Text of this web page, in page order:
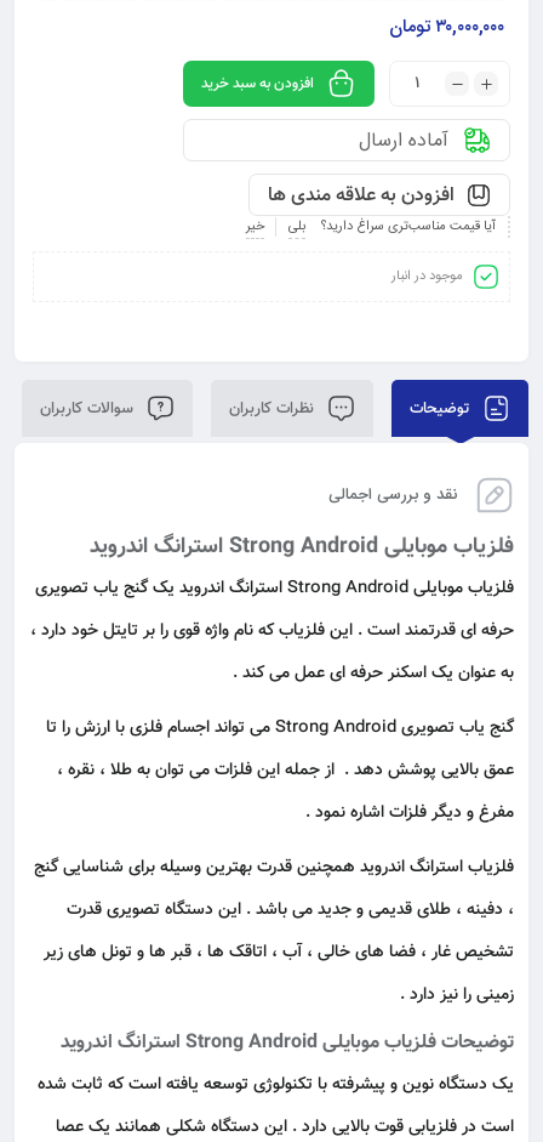
۳۰,۰۰۰,۰۰۰تومان
افزودن به سبد خرید
آماده ارسال
افزودن به علاقه مندی ها
آیا قیمت مناسب‌تری سراغ دارید؟ بلی خیر
موجود در انبار
توضیحات نظرات کاربران سوالات کاربران
نقد و بررسی اجمالی
فلزیاب موبایلی Strong Android استرانگ اندروید
فلزیاب موبایلی Strong Android استرانگ اندروید یک گنج یاب تصویری
حرفه ای قدرتمند است . این فلزیاب که نام واژه قوی را بر تایتل خود دارد ،
به عنوان یک اسکنر حرفه ای عمل می کند .
گنج یاب تصویری Strong Android می تواند اجسام فلزی با ارزش را تا
عمق بالایی پوشش دهد . از جمله این فلزات می توان به طلا ، نقره ،
مفرغ و دیگر فلزات اشاره نمود .
فلزیاب استرانگ اندروید همچنین قدرت بهترین وسیله برای شناسایی گنج
، دفینه ، طلای قدیمی و جدید می باشد . این دستگاه تصویری قدرت
تشخیص غار ، فضا های خالی ، آب ، اتاقک ها ، قبر ها و تونل های زیر
زمینی را نیز دارد .
توضیحات فلزیاب موبایلی Strong Android استرانگ اندروید
یک دستگاه نوین و پیشرفته با تکنولوژی توسعه یافته است که ثابت شده
است در فلزیابی قوت بالایی دارد . این دستگاه شکلی همانند یک عصا